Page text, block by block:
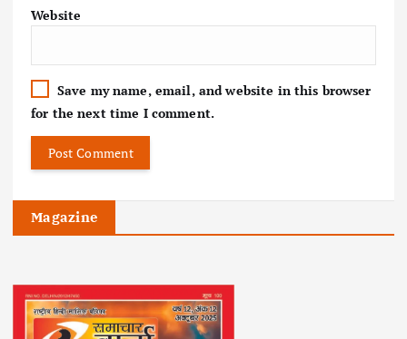
Website
Save my name, email, and website in this browser
for the next time I comment.
Magazine